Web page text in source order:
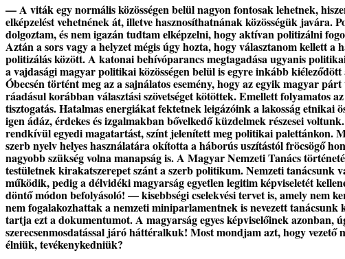
— A viták egy normális közösségen belül nagyon fontosak lehetnek,
elképzelést vehetnének át, illetve hasznosíthatnának közösségük
dolgoztam, és nem igazán tudtam elképzelni, hogy aktívan politizálni
Aztán a sors vagy a helyzet mégis úgy hozta, hogy választanom kellett
politizálás között. A katonai behívóparancs megtagadása ugyanis
a vajdasági magyar politikai közösségen belül is egyre inkább
Óbecsén történt meg az a sajnálatos esemény, hogy az egyik magyar
ráadásul korábban választási szövetséget kötöttek. Emellett folyamatos
tisztogatás. Hatalmas energiákat fektetnek leigázóink a lakosság
igen ádáz, érdekes és izgalmakban bővelkedő küzdelmek részesei
rendkívül egyedi magatartást, színt jelenített meg politikai
szerb nyelv helyes használatára okította a háborús uszítástól fröcsögő
nagyobb szükség volna manapság is. A Magyar Nemzeti Tanács
testületnek kirakatszerepet szánt a szerb politikum. Nemzeti tanácsunk
működik, pedig a délvidéki magyarság egyetlen legitim képviseletét
döntő módon befolyásoló! — kisebbségi cselekvési tervet is, amely nem
nem fogalakozhattak a nemzeti miniparlamentnek is nevezett
tartja ezt a dokumentumot. A magyarság egyes képviselőinek azonban,
szerecsenmosdatással járó háttéralkuk! Most mondjam azt, hogy
élniük, tevékenykedniük?